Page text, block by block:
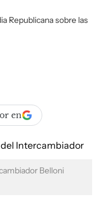
Republicana sobre las
en
Belloni